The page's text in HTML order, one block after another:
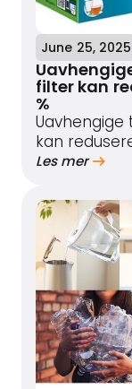
June 25, 2025
filter kan
%
Uavhengige
kan
Les mer